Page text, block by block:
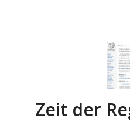
Zeit der